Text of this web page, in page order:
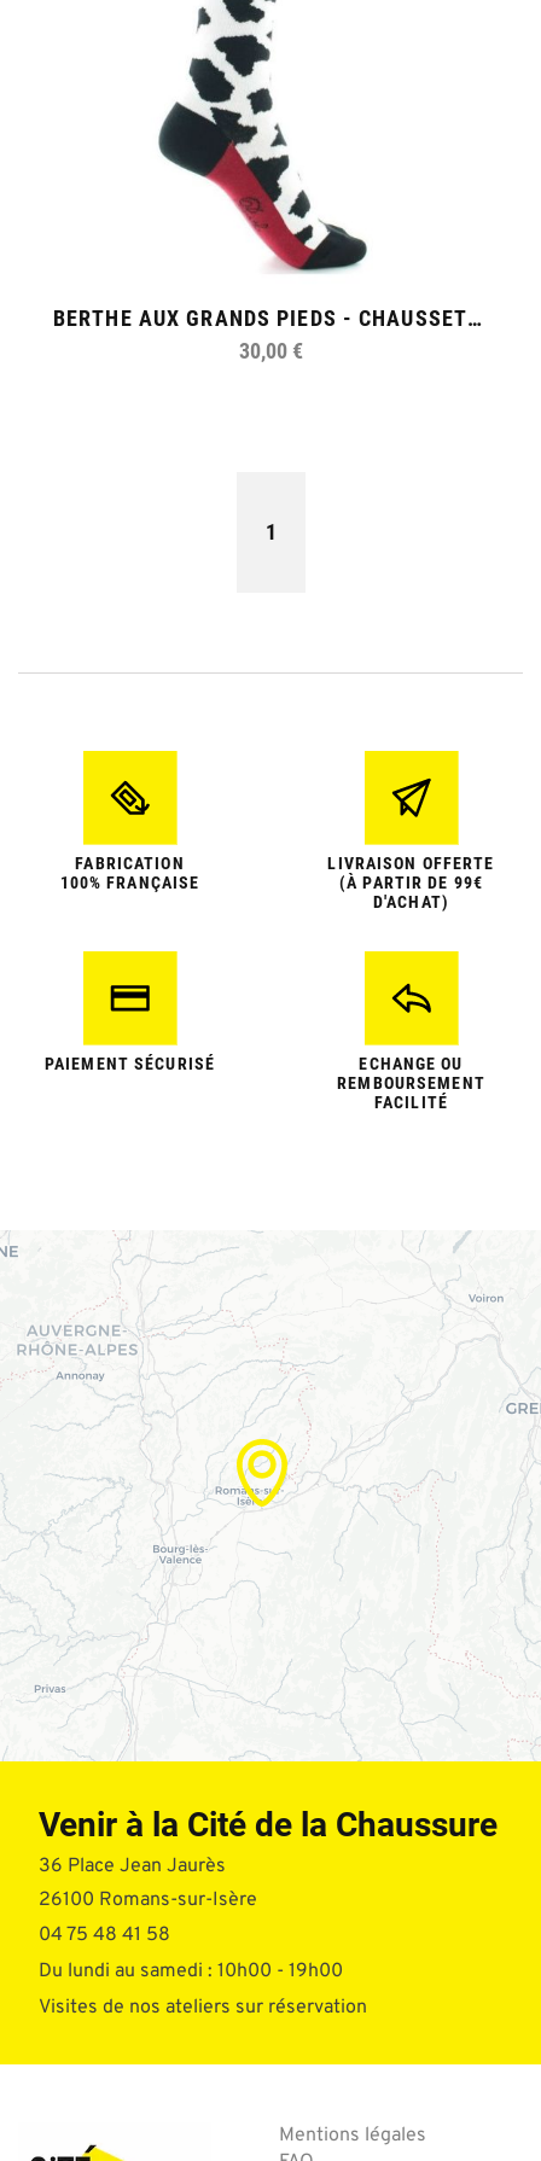
BERTHE AUX GRANDS PIEDS - CHAUSSETTES "LA VACHE"
30,00 €
1
FABRICATION
100% FRANÇAISE
LIVRAISON OFFERTE
(À PARTIR DE 99€
D'ACHAT)
PAIEMENT SÉCURISÉ
ECHANGE OU
REMBOURSEMENT
FACILITÉ
Venir à la Cité de la Chaussure
36 Place Jean Jaurès
26100 Romans-sur-Isère
04 75 48 41 58
Du lundi au samedi : 10h00 - 19h00
Visites de nos ateliers sur réservation
Mentions légales